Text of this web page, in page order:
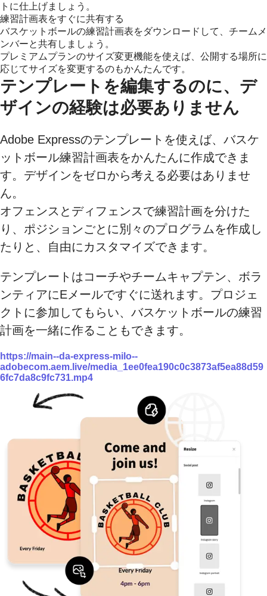
トに仕上げましょう。
練習計画表をすぐに共有する
バスケットボールの練習計画表をダウンロードして、チームメ
ンバーと共有しましょう。
プレミアムプランのサイズ変更機能を使えば、公開する場所に
応じてサイズを変更するのもかんたんです。
テンプレートを編集するのに、デ
ザインの経験は必要ありません
Adobe Expressのテンプレートを使えば、バスケ
ットボール練習計画表をかんたんに作成できま
す。デザインをゼロから考える必要はありませ
ん。
オフェンスとディフェンスで練習計画を分けた
り、ポジションごとに別々のプログラムを作成し
たりと、自由にカスタマイズできます。
テンプレートはコーチやチームキャプテン、ボラ
ンティアにEメールですぐに送れます。プロジェ
クトに参加してもらい、バスケットボールの練習
計画を一緒に作ることもできます。
https://main--da-express-milo--
adobecom.aem.live/media_1ee0fea190c0c3873af5ea88d59
6fc7da8c9fc731.mp4